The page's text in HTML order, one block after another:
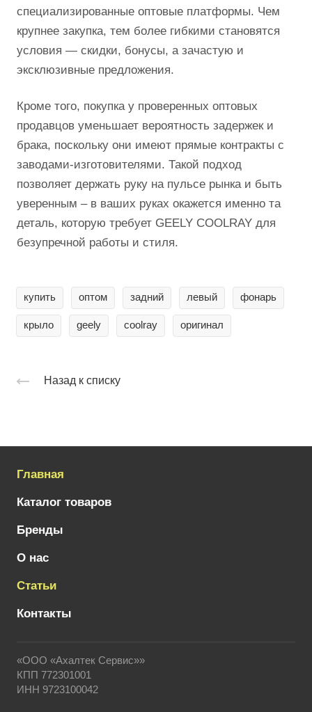
специализированные оптовые платформы. Чем
крупнее закупка, тем более гибкими становятся
условия — скидки, бонусы, а зачастую и
эксклюзивные предложения.
Кроме того, покупка у проверенных оптовых
продавцов уменьшает вероятность задержек и
брака, поскольку они имеют прямые контракты с
заводами-изготовителями. Такой подход
позволяет держать руку на пульсе рынка и быть
уверенным – в ваших руках окажется именно та
деталь, которую требует GEELY COOLRAY для
безупречной работы и стиля.
купить оптом задний левый фонарь
крыло geely coolray оригинал
Назад к списку
Главная
Каталог товаров
Бренды
О нас
Статьи
Контакты
«ООО «Ахалтек Сервис»»
КПП 772301001
ИНН 9723100042